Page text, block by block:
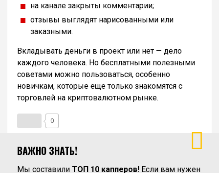
на канале закрыты комментарии;
отзывы выглядят нарисованными или
заказными.
Вкладывать деньги в проект или нет — дело
каждого человека. Но бесплатными полезными
советами можно пользоваться, особенно
новичкам, которые еще только знакомятся с
торговлей на криптовалютном рынке.
0
ВАЖНО ЗНАТЬ!
Мы составили ТОП 10 капперов! Если вам нужен